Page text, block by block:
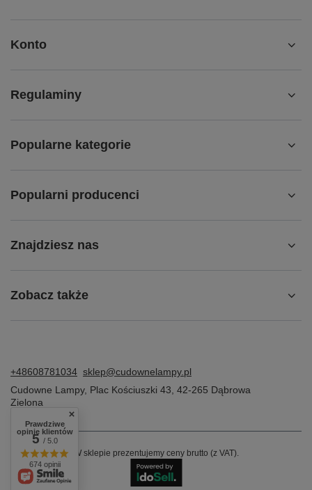
Konto
Regulaminy
Popularne kategorie
Popularni producenci
Znajdziesz nas
Zobacz także
+48608781034 sklep@cudownelampy.pl
Cudowne Lampy, Plac Kościuszki 43 42-265 Dąbrowa
Zielona
W sklepie prezentujemy ceny brutto (z VAT).
Prawdziwe
opinie klientów
5/ 5.0
674 opinii